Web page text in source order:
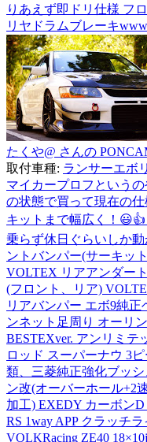
りあえず即ドリ仕様 フ
リヤドラムブレーキ
たくや@ さんの
取付車種: ランサーエボ
マイカープロフという
の状態で買って現在の
キットまで幅広く！
乗らず休日ぐらいしか
ントバンパー(サーキッ
VOLTEX リアアンダー
(フロント、リア)
リアバンパー エボ9純
ンネット足周り オーリ
BESTEXver. アンリミテ
ロッド スーパーナウ 3
類、三菱純正強化ブッ
ン改(オーバーホール+2
加工) EXEDY カーボン
RS 1way APP クラッチ
VOLKRacing ZE40